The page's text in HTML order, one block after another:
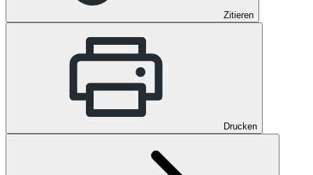
Zitieren
Drucken